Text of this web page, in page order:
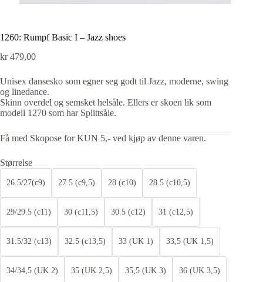
1260: Rumpf Basic I – Jazz shoes
kr479,00
Unisex dansesko som egner seg godt til Jazz, moderne, swing
og linedance.
Skinn overdel og semsket helsåle. Ellers er skoen lik som
modell 1270 som har Splittsåle.
Få med Skopose for KUN 5,- ved kjøp av denne varen.
Størrelse
26.5/27(c9) 27.5 (c9,5) 28 (c10) 28.5 (c10,5)
29/29.5 (c11) 30 (c11,5) 30.5 (c12) 31 (c12,5)
31.5/32 (c13) 32.5 (c13,5) 33 (UK 1) 33,5 (UK 1,5)
34/34,5 (UK 2) 35 (UK 2,5) 35,5 (UK 3) 36 (UK 3,5)